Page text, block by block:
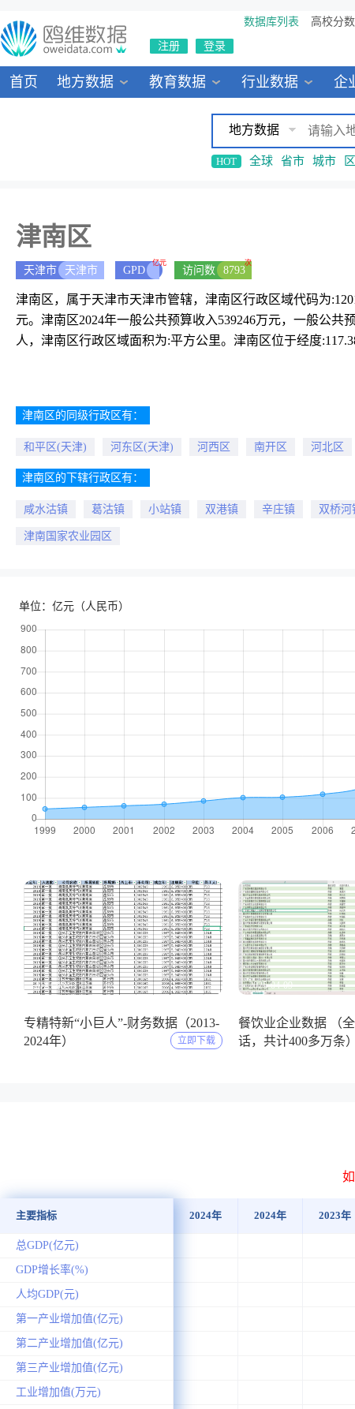
数据库列表 高校分
注册 登录
首页 地方数据 教育数据 行业数据 企
地方数据
HOT 全球 省市 城市
津南区
天津市 天津市 GPD
亿元
访问数 8793
次
津南区，属于天津市天津市管辖，津南区行政区域代码为
元。津南区2024年一般公共预算收入539246万元，一般公
人，津南区行政区域面积为:平方公里。津南区位于经度
津南区的同级行政区有：
和平区(天津) 河东区(天津) 河西区 南开区 河北区
津南区的下辖行政区有：
咸水沽镇 葛沽镇 小站镇 双港镇 辛庄镇 双桥河
津南国家农业园区
单位：亿元（人民币）
2025-05-11
专精特新“小巨人”-财务数据（2013-
2024年）
立即下载
2025-04-09
餐饮业企业数据 （
话，共计400多万条）
主要指标
总GDP(亿元)
GDP增长率(%)
人均GDP(元)
第一产业增加值(亿元)
第二产业增加值(亿元)
第三产业增加值(亿元)
工业增加值(万元)
2024年 2024年 2023年